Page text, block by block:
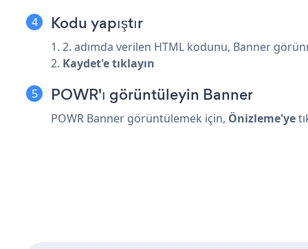
Kodu yapıştır
1. 2. adımda verilen HTML kodunu, Banner
2. Kaydet'e tıklayın
POWR'ı görüntüleyin Banner
POWR Banner görüntülemek için, Önizleme'ye